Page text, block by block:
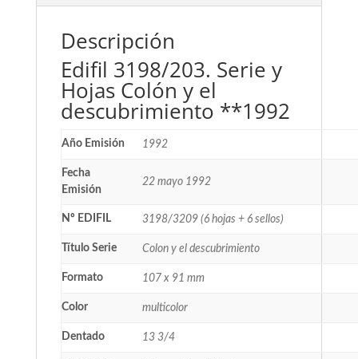
Descripción
Edifil 3198/203. Serie y
Hojas Colón y el
descubrimiento **1992
Año Emisión 1992
Fecha
Emisión
22 mayo 1992
Nº EDIFIL 3198/3209 (6 hojas + 6 sellos)
Título Serie Colon y el descubrimiento
Formato 107 x 91 mm
Color multicolor
Dentado 13 3/4